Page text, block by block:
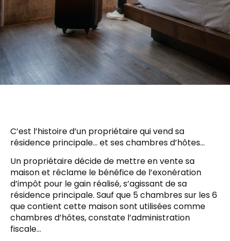
C’est l’histoire d’un propriétaire qui vend sa
résidence principale… et ses chambres d’hôtes…
Un propriétaire décide de mettre en vente sa
maison et réclame le bénéfice de l’exonération
d’impôt pour le gain réalisé, s’agissant de sa
résidence principale. Sauf que 5 chambres sur les 6
que contient cette maison sont utilisées comme
chambres d’hôtes, constate l’administration
fiscale…